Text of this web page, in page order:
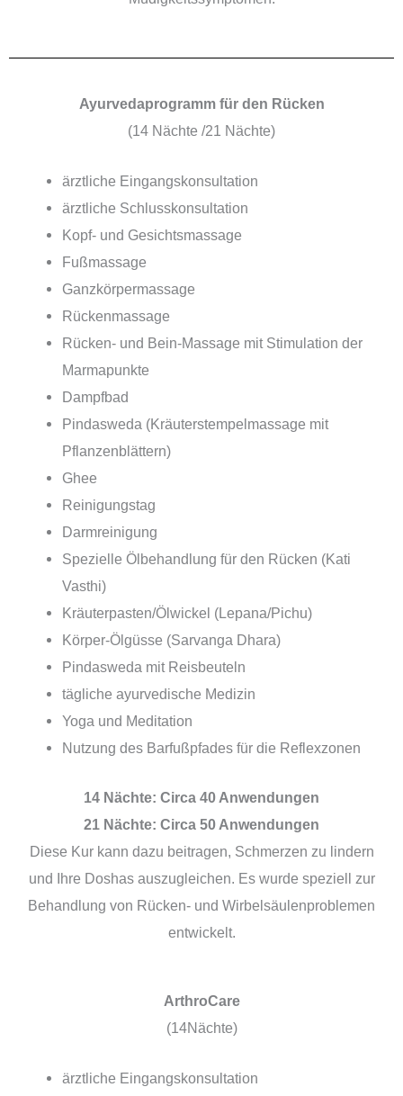
Ayurvedaprogramm für den Rücken
(14 Nächte /21 Nächte)
ärztliche Eingangskonsultation
ärztliche Schlusskonsultation
Kopf- und Gesichtsmassage
Fußmassage
Ganzkörpermassage
Rückenmassage
Rücken- und Bein-Massage mit Stimulation der
Marmapunkte
Dampfbad
Pindasweda (Kräuterstempelmassage mit
Pflanzenblättern)
Ghee
Reinigungstag
Darmreinigung
Spezielle Ölbehandlung für den Rücken (Kati
Vasthi)
Kräuterpasten/Ölwickel (Lepana/Pichu)
Körper-Ölgüsse (Sarvanga Dhara)
Pindasweda mit Reisbeuteln
tägliche ayurvedische Medizin
Yoga und Meditation
Nutzung des Barfußpfades für die Reflexzonen
14 Nächte: Circa 40 Anwendungen
21 Nächte: Circa 50 Anwendungen
Diese Kur kann dazu beitragen, Schmerzen zu lindern
und Ihre Doshas auszugleichen. Es wurde speziell zur
Behandlung von Rücken- und Wirbelsäulenproblemen
entwickelt.
ArthroCare
(14Nächte)
ärztliche Eingangskonsultation